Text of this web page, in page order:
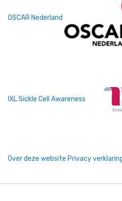
OSCAR Nederland
IXL Sickle Cell Awareness
Over deze website Privacy